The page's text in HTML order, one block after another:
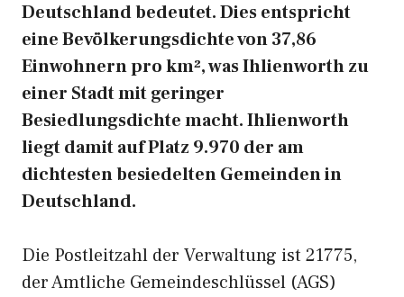
Deutschland bedeutet. Dies entspricht
eine Bevölkerungsdichte von 37,86
Einwohnern pro km², was Ihlienworth zu
einer Stadt mit geringer
Besiedlungsdichte macht. Ihlienworth
liegt damit auf Platz 9.970 der am
dichtesten besiedelten Gemeinden in
Deutschland.
Die Postleitzahl der Verwaltung ist 21775,
der Amtliche Gemeindeschlüssel (AGS)